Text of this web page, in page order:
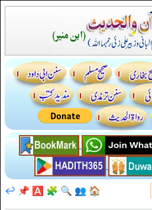
🏠
👥
🔍
🧩
🅰️
📌
↩️